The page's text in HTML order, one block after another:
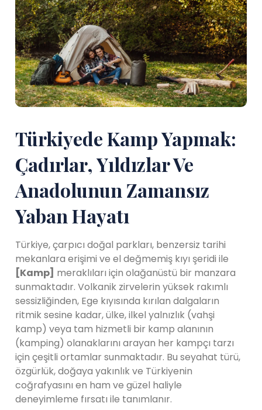
Türkiyede Kamp Yapmak:
Çadırlar, Yıldızlar Ve
Anadolunun Zamansız
Yaban Hayatı
Türkiye, çarpıcı doğal parkları, benzersiz tarihi
mekanlara erişimi ve el değmemiş kıyı şeridi ile
[Kamp] meraklıları için olağanüstü bir manzara
sunmaktadır. Volkanik zirvelerin yüksek rakımlı
sessizliğinden, Ege kıyısında kırılan dalgaların
ritmik sesine kadar, ülke, ilkel yalnızlık (vahşi
kamp) veya tam hizmetli bir kamp alanının
(kamping) olanaklarını arayan her kampçı tarzı
için çeşitli ortamlar sunmaktadır. Bu seyahat türü,
özgürlük, doğaya yakınlık ve Türkiyenin
coğrafyasını en ham ve güzel haliyle
deneyimleme fırsatı ile tanımlanır.